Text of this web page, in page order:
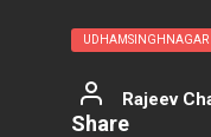
UDHAMSINGHNAGAR
Rajeev
Share